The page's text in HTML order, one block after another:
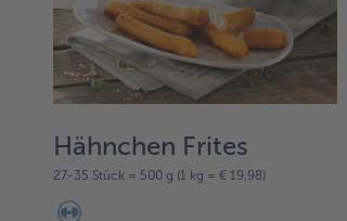
Hähnchen Frites
27-35 Stück = 500 g (1 kg = € 19,98)